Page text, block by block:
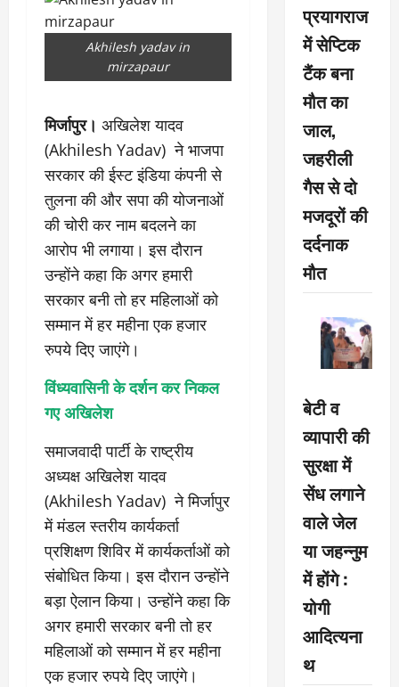
Akhilesh yadav in
mirzapaur
मिर्जापुर। अखिलेश यादव
(Akhilesh Yadav) ने भाजपा
सरकार की ईस्ट इंडिया कंपनी से
तुलना की और सपा की योजनाओं
की चोरी कर नाम बदलने का
आरोप भी लगाया। इस दौरान
उन्होंने कहा कि अगर हमारी
सरकार बनी तो हर महिलाओं को
सम्मान में हर महीना एक हजार
रुपये दिए जाएंगे।
विंध्यवासिनी के दर्शन कर निकल
गए अखिलेश
समाजवादी पार्टी के राष्ट्रीय
अध्यक्ष अखिलेश यादव
(Akhilesh Yadav) ने मिर्जापुर
में मंडल स्तरीय कार्यकर्ता
प्रशिक्षण शिविर में कार्यकर्ताओं को
संबोधित किया। इस दौरान उन्होंने
बड़ा ऐलान किया। उन्होंने कहा कि
अगर हमारी सरकार बनी तो हर
महिलाओं को सम्मान में हर महीना
एक हजार रुपये दिए जाएंगे।
प्रयागराज
में सेप्टिक
टैंक बना
मौत का
जाल,
जहरीली
गैस से दो
मजदूरों की
दर्दनाक
मौत
बेटी व
व्यापारी की
सुरक्षा में
सेंध लगाने
वाले जेल
या जहन्नुम
में होंगे :
योगी
आदित्यना
थ